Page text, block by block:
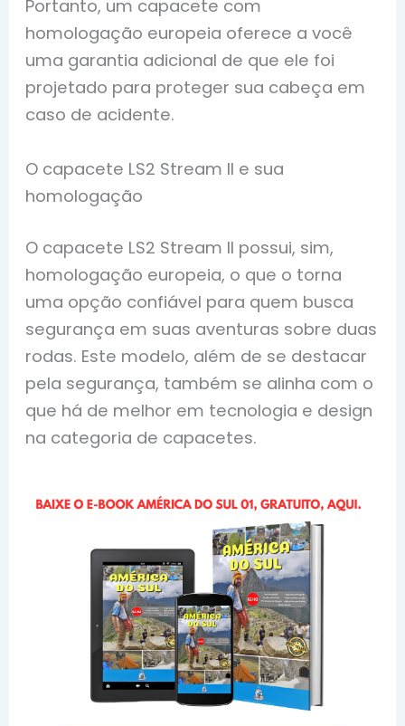
Portanto, um capacete com
homologação europeia oferece a você
uma garantia adicional de que ele foi
projetado para proteger sua cabeça em
caso de acidente.
O capacete LS2 Stream II e sua
homologação
O capacete LS2 Stream II possui, sim,
homologação europeia, o que o torna
uma opção confiável para quem busca
segurança em suas aventuras sobre duas
rodas. Este modelo, além de se destacar
pela segurança, também se alinha com o
que há de melhor em tecnologia e design
na categoria de capacetes.